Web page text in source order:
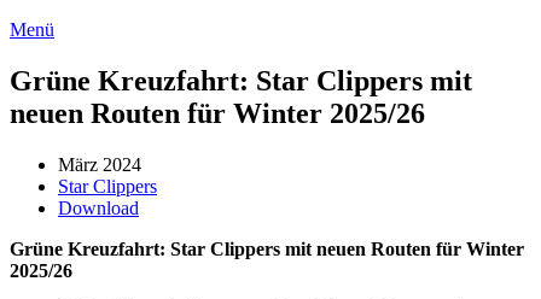
Menü
Grüne Kreuzfahrt: Star Clippers mit
neuen Routen für Winter 2025/26
März 2024
Star Clippers
Download
Grüne Kreuzfahrt: Star Clippers mit neuen Routen für Winter
2025/26